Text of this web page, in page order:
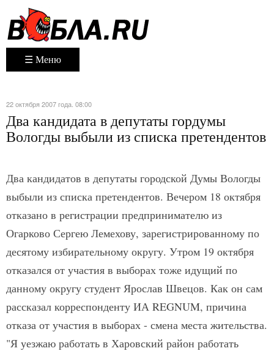
☰ Меню
22 октября 2007 года. 08:00
Два кандидата в депутаты гордумы
Вологды выбыли из списка претендентов
Два кандидатов в депутаты городской Думы Вологды
выбыли из списка претендентов. Вечером 18 октября
отказано в регистрации предпринимателю из
Огарково Сергею Лемехову, зарегистрированному по
десятому избирательному округу. Утром 19 октября
отказался от участия в выборах тоже идущий по
данному округу студент Ярослав Швецов. Как он сам
рассказал корреспонденту ИА REGNUM, причина
отказа от участия в выборах - смена места жительства.
"Я уезжаю работать в Харовский район работать